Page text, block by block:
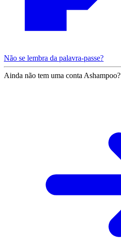
Não se lembra da palavra-passe?
Ainda não tem uma conta Ashampoo?